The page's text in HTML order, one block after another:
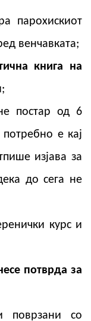
парохискиот
венчавката;
книга на
постар од 6
е кај
изјава за
до сега не
курс и
потврда за
поврзани со